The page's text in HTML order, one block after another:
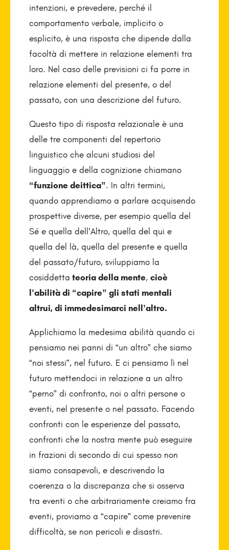
intenzioni, e prevedere, perché il
comportamento verbale, implicito o
esplicito, è una risposta che dipende dalla
facoltà di mettere in relazione elementi tra
loro. Nel caso delle previsioni ci fa porre in
relazione elementi del presente, o del
passato, con una descrizione del futuro.
Questo tipo di risposta relazionale è una
delle tre componenti del repertorio
linguistico che alcuni studiosi del
linguaggio e della cognizione chiamano
“funzione deittica”. In altri termini,
quando apprendiamo a parlare acquisendo
prospettive diverse, per esempio quella del
Sé e quella dell’Altro, quella del qui e
quella del là, quella del presente e quella
del passato/futuro, sviluppiamo la
cosiddetta teoria della mente, cioè
l’abilità di “capire” gli stati mentali
altrui, di immedesimarci nell’altro.
Applichiamo la medesima abilità quando ci
pensiamo nei panni di “un altro” che siamo
“noi stessi”, nel futuro. E ci pensiamo lì nel
futuro mettendoci in relazione a un altro
“perno” di confronto, noi o altri persone o
eventi, nel presente o nel passato. Facendo
confronti con le esperienze del passato,
confronti che la nostra mente può eseguire
in frazioni di secondo di cui spesso non
siamo consapevoli, e descrivendo la
coerenza o la discrepanza che si osserva
tra eventi o che arbitrariamente creiamo fra
eventi, proviamo a “capire” come prevenire
difficoltà, se non pericoli e disastri.